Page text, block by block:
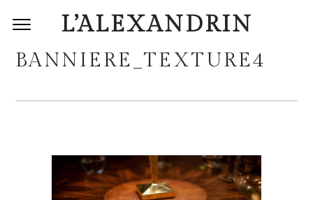
L’ALEXANDRIN
BANNIERE_TEXTURE4